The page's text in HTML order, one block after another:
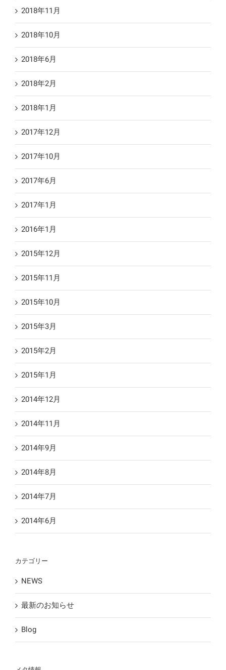
2018年11月
2018年10月
2018年6月
2018年2月
2018年1月
2017年12月
2017年10月
2017年6月
2017年1月
2016年1月
2015年12月
2015年11月
2015年10月
2015年3月
2015年2月
2015年1月
2014年12月
2014年11月
2014年9月
2014年8月
2014年7月
2014年6月
カテゴリー
NEWS
最新のお知らせ
Blog